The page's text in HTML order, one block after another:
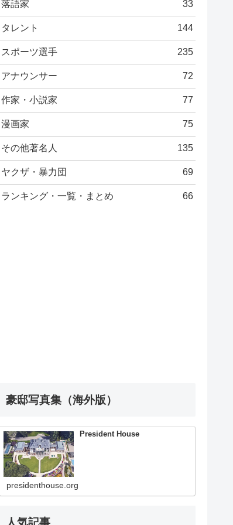
落語家 33
タレント 144
スポーツ選手 235
アナウンサー 72
作家・小説家 77
漫画家 75
その他著名人 135
ヤクザ・暴力団 69
ランキング・一覧・まとめ 66
豪邸写真集（海外版）
President House
presidenthouse.org
人気記事